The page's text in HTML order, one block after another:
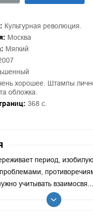
Культурная революция.
Москва
Мягкий
хорошее. Штампы
обложка.
368 с.
период,
учитывать взаимосвя...